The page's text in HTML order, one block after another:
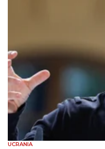
UCRANIA